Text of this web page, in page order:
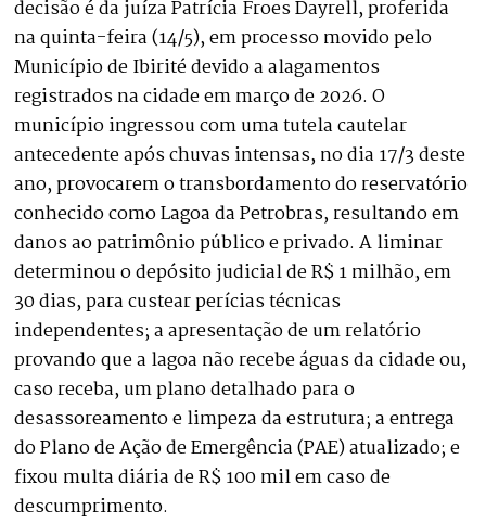
decisão é da juíza Patrícia Froes Dayrell, proferida
na quinta-feira (14/5), em processo movido pelo
Município de Ibirité devido a alagamentos
registrados na cidade em março de 2026. O
município ingressou com uma tutela cautelar
antecedente após chuvas intensas, no dia 17/3 deste
ano, provocarem o transbordamento do reservatório
conhecido como Lagoa da Petrobras, resultando em
danos ao patrimônio público e privado. A liminar
determinou o depósito judicial de R$ 1 milhão, em
30 dias, para custear perícias técnicas
independentes; a apresentação de um relatório
provando que a lagoa não recebe águas da cidade ou,
caso receba, um plano detalhado para o
desassoreamento e limpeza da estrutura; a entrega
do Plano de Ação de Emergência (PAE) atualizado; e
fixou multa diária de R$ 100 mil em caso de
descumprimento.